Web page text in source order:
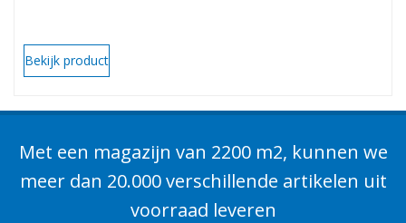
Bekijk product
Met een magazijn van 2200 m2, kunnen we
meer dan 20.000 verschillende artikelen uit
voorraad leveren